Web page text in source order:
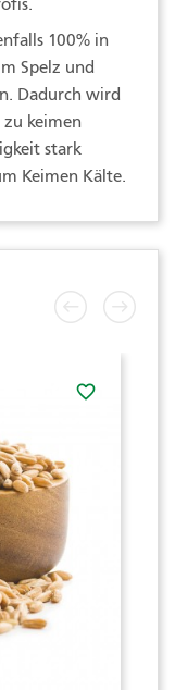
100% in
Spelz und
Dadurch wird
keimen
stark
Keimen Kälte.
favorite_border